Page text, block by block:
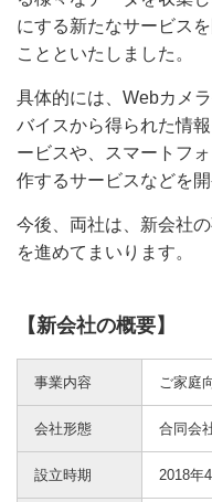
にする新たなサービス
ことといたしました。
具体的には、Webカメ
バイスから得られた情
ービスや、スマートフ
作するサービスなどを
今後、両社は、新会社
を進めてまいります。
【新会社の概要】
事業内容 ご家庭
会社形態 合同会
設立時期 2018年